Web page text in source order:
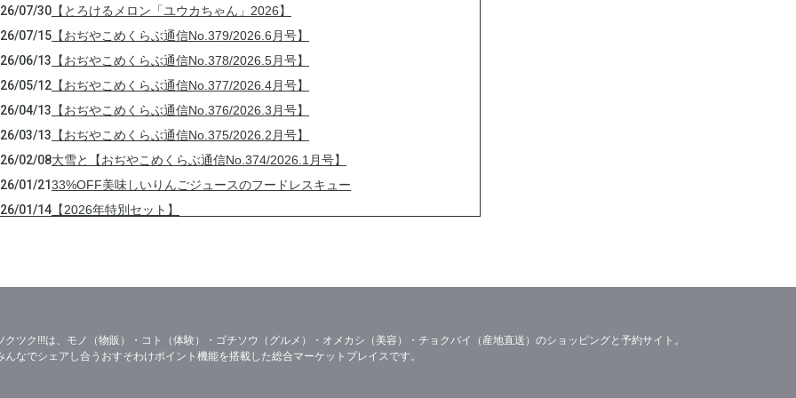
07/30 【とろけるメロン「ユウカちゃん」2026】
07/15 【おぢやこめくらぶ通信No.379/2026.6月号】
06/13 【おぢやこめくらぶ通信No.378/2026.5月号】
05/12 【おぢやこめくらぶ通信No.377/2026.4月号】
04/13 【おぢやこめくらぶ通信No.376/2026.3月号】
03/13 【おぢやこめくらぶ通信No.375/2026.2月号】
02/08大雪と【おぢやこめくらぶ通信No.374/2026.1月号】
01/2133%OFF美味しいりんごジュースのフードレスキュー
01/14 【2026年特別セット】
11/30【☆新米販売開始☆】
10/30 【20205稲刈り完了!】
10/15【おぢやこめくらぶ通信No.370/2025.9月号】
クツク!!!は、モノ（物販）・コト（体験）・ゴチソウ（グルメ）・オメカシ（美容）・チョクバイ（産地直送）のショッピングと予約サイト。
んなでシェアし合うおすそわけポイント機能を搭載した総合マーケットプレイスです。